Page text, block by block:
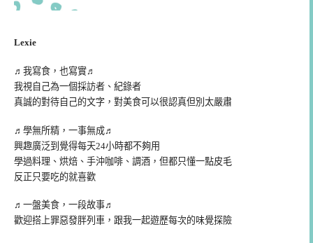
Lexie
♬我寫食，也寫實♬
我視自己為一個採訪者、紀錄者
真誠的對待自己的文字，對美食可以很認真但別太嚴肅
♬學無所精，一事無成♬
興趣廣泛到覺得每天24小時都不夠用
學過料理、烘焙、手沖咖啡、調酒，但都只懂一點皮毛
反正只要吃的就喜歡
♬一盤美食，一段故事♬
歡迎搭上罪惡發胖列車，跟我一起遊歷每次的味覺探險